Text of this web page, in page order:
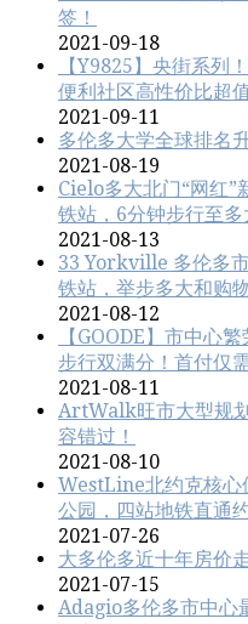
签！
2021-09-18
【Y9825】央街系列
便利社区高性价比超
2021-09-11
多伦多大学全球排名
2021-08-19
Cielo多大北门“网红”
铁站，6分钟步行至
2021-08-13
33 Yorkville 多伦多
铁站，举步多大和购
2021-08-12
【GOODE】市中心
步行双满分！首付仅
2021-08-11
ArtWalk旺市大型规
容错过！
2021-08-10
WestLine北约克核心
公园，四站地铁直通
2021-07-26
大多伦多近十年房价
2021-07-15
Adagio多伦多市中心